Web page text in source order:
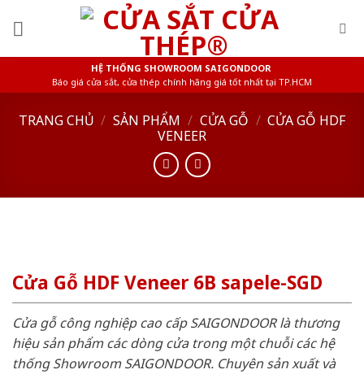
HỆ THỐNG SHOWROOM SAIGONDOOR
Báo giá cửa sắt, cửa thép chính hãng giá tốt nhất tại TP.HCM
TRANG CHỦ / SẢN PHẨM / CỬA GỖ / CỬA GỖ HDF
VENEER
Cửa Gỗ HDF Veneer 6B sapele-SGD
Cửa gỗ công nghiệp cao cấp SAIGONDOOR là thương
hiệu sản phẩm các dòng cửa trong một chuỗi các hệ
thống Showroom SAIGONDOOR. Chuyên sản xuất và